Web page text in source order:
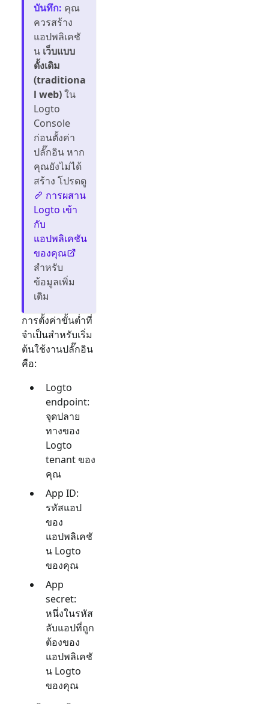
บันทึก: คุณ
ควรสร้าง
แอปพลิเคชั
น เว็บแบบ
ดั้งเดิม
(traditiona
l web)ใน
Logto
Console
ก่อนตั้งค่า
ปลั๊กอิน หาก
คุณยังไม่ได้
สร้าง โปรดดู
การผสาน
Logto เข้า
กับ
แอปพลิเคชัน
ของคุณ
สำหรับ
ข้อมูลเพิ่ม
เติม
การตั้งค่าขั้นต่ำที่
จำเป็นสำหรับเริ่ม
ต้นใช้งานปลั๊กอิน
คือ:
Logto
endpoint:
จุดปลาย
ทางของ
Logto
tenant ของ
คุณ
App ID:
รหัสแอป
ของ
แอปพลิเคชั
น Logto
ของคุณ
App
secret:
หนึ่งในรหัส
ลับแอปที่ถูก
ต้องของ
แอปพลิเคชั
น Logto
ของคุณ